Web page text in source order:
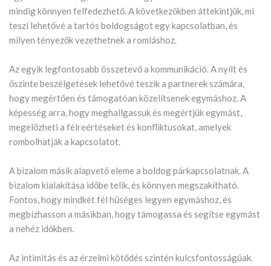
mindig könnyen felfedezhető. A következőkben áttekintjük, mi
teszi lehetővé a tartós boldogságot egy kapcsolatban, és
milyen tényezők vezethetnek a romláshoz.
Az egyik legfontosabb összetevő a kommunikáció. A nyílt és
őszinte beszélgetések lehetővé teszik a partnerek számára,
hogy megértően és támogatóan közelítsenek egymáshoz. A
képesség arra, hogy meghallgassuk és megértjük egymást,
megelőzheti a félreértéseket és konfliktusokat, amelyek
rombolhatják a kapcsolatot.
A bizalom másik alapvető eleme a boldog párkapcsolatnak. A
bizalom kialakítása időbe telik, és könnyen megszakítható.
Fontos, hogy mindkét fél hűséges legyen egymáshoz, és
megbízhasson a másikban, hogy támogassa és segítse egymást
a nehéz időkben.
Az intimitás és az érzelmi kötődés szintén kulcsfontosságúak.